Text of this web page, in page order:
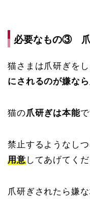
必要なもの③
猫さまは爪研ぎをし
にされるのが嫌な
猫の爪研ぎは本能で
禁止するようなしつ
用意してあげてくだ
爪研ぎされたら嫌